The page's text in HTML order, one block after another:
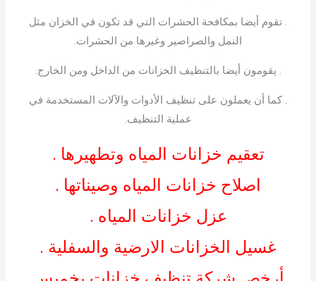
. تقوم أيضا بمكافحة الحشرات التي قد تكون في الخزان مثل
النمل والصراصير وغيرها من الحشرات.
. يقومون أيضا بالتنظيف الخزانات من الداخل ومن الخارج.
. كما أن يعملون على تنظيف الأدوات والآلات المستخدمة في
عملية التنظيف.
تعقيم خزانات المياه وتطهيرها .
اصلاح خزانات المياه وصيناتها .
عزل خزانات المياه .
غسيل الخزانات الارضية والسفلية .